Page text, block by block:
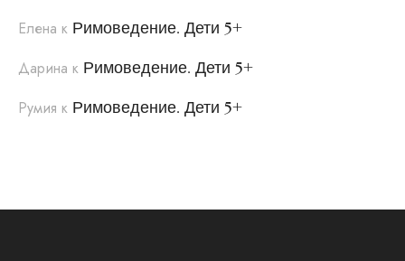
Елена к Римоведение. Дети 5+
Дарина к Римоведение. Дети 5+
Румия к Римоведение. Дети 5+